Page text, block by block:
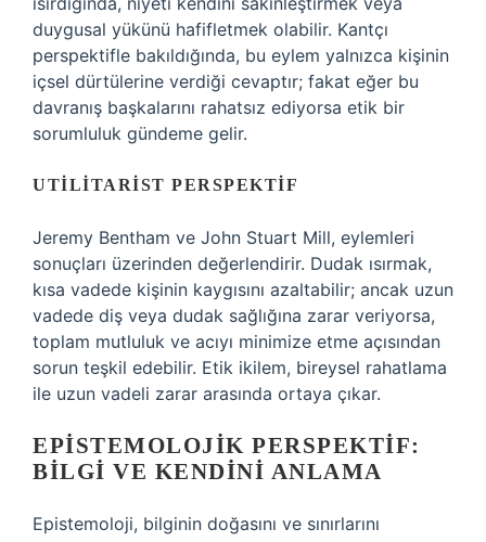
duygusal yükünü hafifletmek olabilir. Kantçı
perspektifle bakıldığında, bu eylem yalnızca kişinin
içsel dürtülerine verdiği cevaptır; fakat eğer bu
davranış başkalarını rahatsız ediyorsa etik bir
sorumluluk gündeme gelir.
UTILITARIST PERSPEKTIF
Jeremy Bentham ve John Stuart Mill, eylemleri
sonuçları üzerinden değerlendirir. Dudak ısırmak,
kısa vadede kişinin kaygısını azaltabilir; ancak uzun
vadede diş veya dudak sağlığına zarar veriyorsa,
toplam mutluluk ve acıyı minimize etme açısından
sorun teşkil edebilir. Etik ikilem, bireysel rahatlama
ile uzun vadeli zarar arasında ortaya çıkar.
EPISTEMOLOJIK PERSPEKTIF:
BILGI VE KENDINI ANLAMA
Epistemoloji, bilginin doğasını ve sınırlarını